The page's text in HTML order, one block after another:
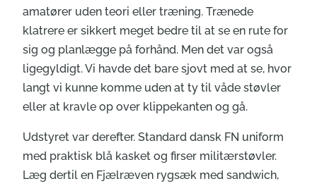
amatører uden teori eller træning. Trænede
klatrere er sikkert meget bedre til at se en rute for
sig og planlægge på forhånd. Men det var også
ligegyldigt. Vi havde det bare sjovt med at se, hvor
langt vi kunne komme uden at ty til våde støvler
eller at kravle op over klippekanten og gå.
Udstyret var derefter. Standard dansk FN uniform
med praktisk blå kasket og firser militærstøvler.
Læg dertil en Fjælræven rygsæk med sandwich,